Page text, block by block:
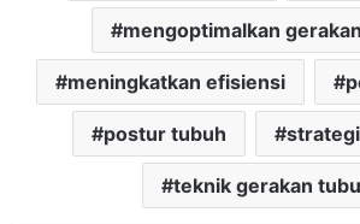
mengoptimalkan
meningkatkan efisiensi
postur tubuh
teknik gerakan